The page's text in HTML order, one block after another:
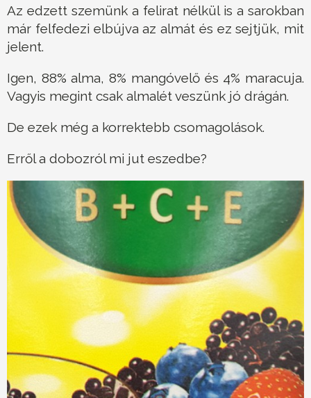
Az edzett szemünk a felirat nélkül is a sarokban
már felfedezi elbújva az almát és ez sejtjük, mit
jelent.
Igen, 88% alma, 8% mangóvelő és 4% maracuja.
Vagyis megint csak almalét veszünk jó drágán.
De ezek még a korrektebb csomagolások.
Erről a dobozról mi jut eszedbe?